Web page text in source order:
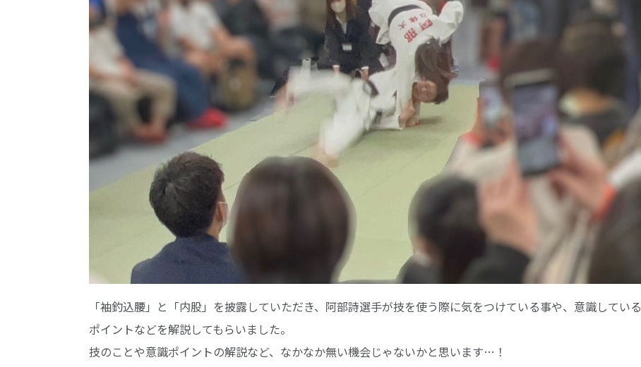
「袖釣込腰」と「内股」を披露していただき、阿部詩選手が技を使う際に気をつけている事や、意識している
ポイントなどを解説してもらいました。
技のことや意識ポイントの解説など、なかなか無い機会じゃないかと思います…！